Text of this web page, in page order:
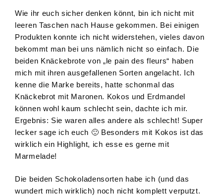
Wie ihr euch sicher denken könnt, bin ich nicht mit
leeren Taschen nach Hause gekommen. Bei einigen
Produkten konnte ich nicht widerstehen, vieles davon
bekommt man bei uns nämlich nicht so einfach. Die
beiden Knäckebrote von „le pain des fleurs“ haben
mich mit ihren ausgefallenen Sorten angelacht. Ich
kenne die Marke bereits, hatte schonmal das
Knäckebrot mit Maronen. Kokos und Erdmandel
können wohl kaum schlecht sein, dachte ich mir.
Ergebnis: Sie waren alles andere als schlecht! Super
lecker sage ich euch 🙂 Besonders mit Kokos ist das
wirklich ein Highlight, ich esse es gerne mit
Marmelade!
Die beiden Schokoladensorten habe ich (und das
wundert mich wirklich) noch nicht komplett verputzt.